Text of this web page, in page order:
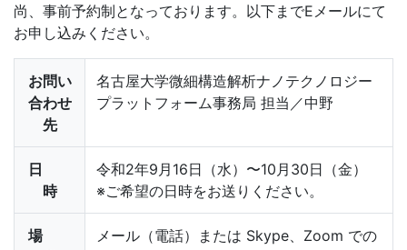
尚、事前予約制となっております。以下までEメールにて
お申し込みください。
お問い
合わせ
先
名古屋大学微細構造解析ナノテクノロジー
プラットフォーム事務局 担当／中野
日
時
令和2年9月16日（水）〜10月30日（金）
※ご希望の日時をお送りください。
場
メール（電話）または Skype、Zoom での